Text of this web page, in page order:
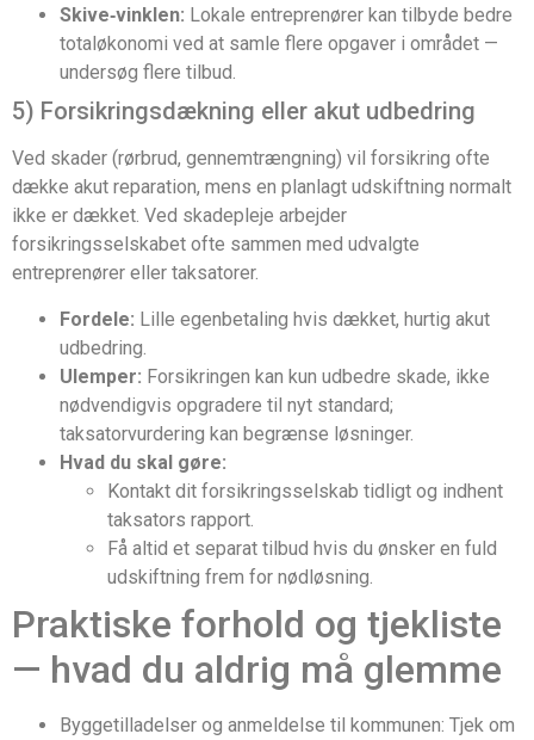
Skive‑vinklen: Lokale entreprenører kan tilbyde bedre
totaløkonomi ved at samle flere opgaver i området —
undersøg flere tilbud.
5) Forsikringsdækning eller akut udbedring
Ved skader (rørbrud, gennem­trængning) vil forsikring ofte
dække akut reparation, mens en planlagt udskiftning normalt
ikke er dækket. Ved skadepleje arbejder
forsikringsselskabet ofte sammen med udvalgte
entreprenører eller taksatorer.
Fordele: Lille egenbetaling hvis dækket, hurtig akut
udbedring.
Ulemper: Forsikringen kan kun udbedre skade, ikke
nødvendigvis opgradere til nyt standard;
taksatorvurdering kan begrænse løsninger.
Hvad du skal gøre:
Kontakt dit forsikringsselskab tidligt og indhent
taksators rapport.
Få altid et separat tilbud hvis du ønsker en fuld
udskiftning frem for nødløsning.
Praktiske forhold og tjekliste
— hvad du aldrig må glemme
Byggetilladelser og anmeldelse til kommunen: Tjek om